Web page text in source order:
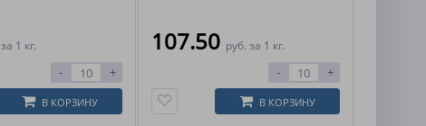
за 1 кг.
- +
В КОРЗИНУ
107.50 руб. за 1 кг.
- +
В КОРЗИНУ